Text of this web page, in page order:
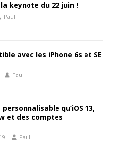
la keynote du 22 juin !
Paul
avec les iPhone 6s et SE
Paul
personnalisable qu’iOS 13,
et des comptes
Paul